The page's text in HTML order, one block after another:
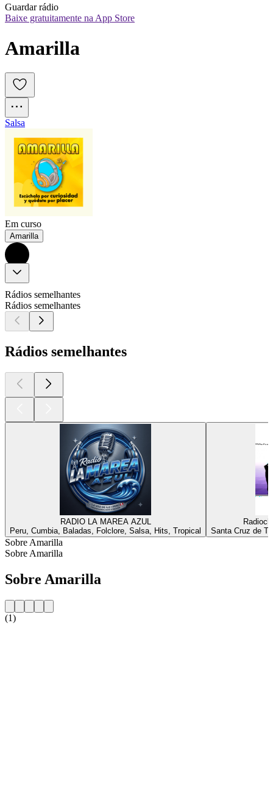
Guardar rádio
Baixe gratuitamente na App Store
Amarilla
Salsa
Em curso
Amarilla
Rádios semelhantes
Rádios semelhantes
Rádios semelhantes
RADIO LA MAREA AZUL
Peru, Cumbia, Baladas, Folclore, Salsa, Hits, Tropical
Santa Cruz de
Sobre Amarilla
Sobre Amarilla
Sobre Amarilla
(1)